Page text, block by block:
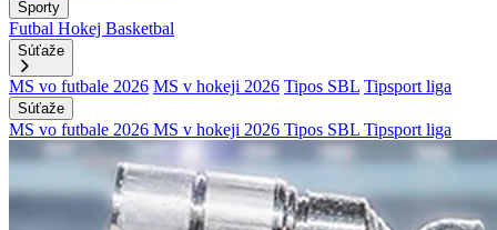
Športy
Futbal Hokej Basketbal
Súťaže
MS vo futbale 2026 MS v hokeji 2026 Tipos SBL Tipsport liga
Súťaže
MS vo futbale 2026 MS v hokeji 2026 Tipos SBL Tipsport liga